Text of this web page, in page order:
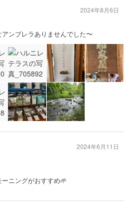
ンブレラありませんでした〜
2024年8月6日
ニングがおすすめ🌱
2024年6月11日